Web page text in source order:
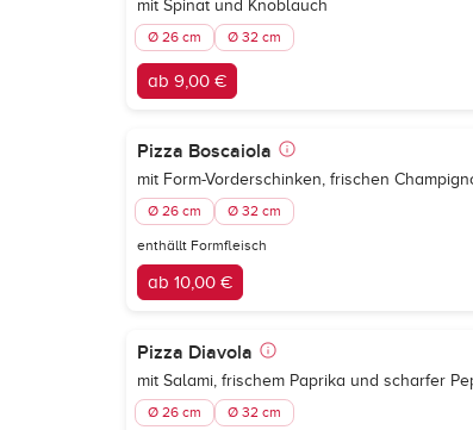
mit Spinat und Knoblauch
Ø 26 cm Ø 32 cm
ab 9,00 €
Pizza Boscaiola
mit Form-Vorderschinken, frischen
Ø 26 cm Ø 32 cm
enthällt Formfleisch
ab 10,00 €
Pizza Diavola
mit Salami, frischem Paprika und scharfer
Ø 26 cm Ø 32 cm